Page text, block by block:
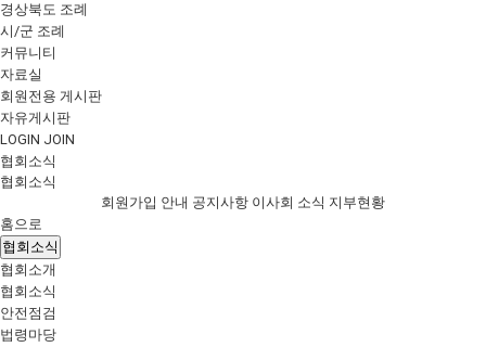
경상북도 조례
시/군 조례
커뮤니티
자료실
회원전용 게시판
자유게시판
LOGIN JOIN
협회소식
협회소식
회원가입 안내 공지사항 이사회 소식 지부현황
홈으로
협회소식
협회소개
협회소식
안전점검
법령마당